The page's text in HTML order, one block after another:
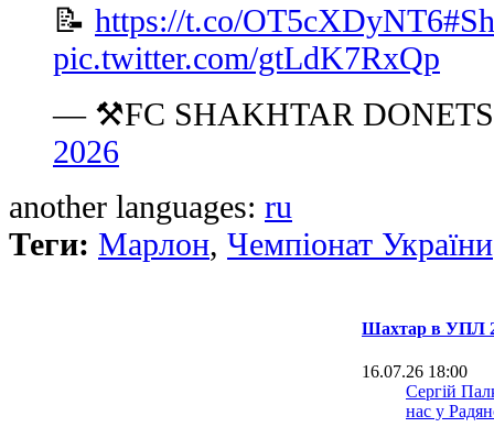
📝 https://t.co/OT5cXDyNT6
pic.twitter.com/gtLdK7RxQp
— ⚒FC SHAKHTAR
2026
another languages: ru
Теги: Марлон, Чемпіонат України
Шахтар в УПЛ
16.07.26 18:00
Сергій
нас у